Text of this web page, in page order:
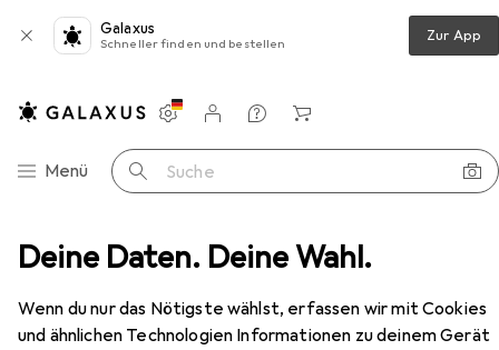
Deine Daten. Deine Wahl.
Wenn du nur das Nötigste wählst, erfassen wir mit Cookies
und ähnlichen Technologien Informationen zu deinem Gerät
Galaxus
Schneller finden und bestellen Zur App
Navigation nach Kategorien
Menü Suche
Einstellungen
Kundenkonto
Vergleichslisten
Merklisten
Warenkorb
Tischtennisschläger Donic Schildkröt Top Team 400